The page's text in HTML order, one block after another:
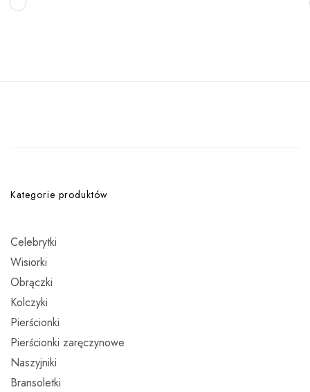
Kategorie produktów
Celebrytki
Wisiorki
Obrączki
Kolczyki
Pierścionki
Pierścionki zaręczynowe
Naszyjniki
Bransoletki